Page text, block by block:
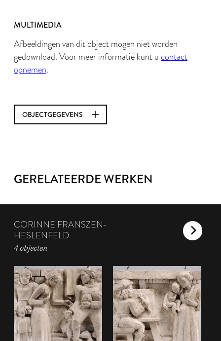
MULTIMEDIA
Afbeeldingen van dit object mogen niet worden
gedownload. Voor meer informatie kunt u contact
opnemen.
OBJECTGEGEVENS
GERELATEERDE WERKEN
CORINNE FRANSZEN-
HESLENFELD
4 objecten